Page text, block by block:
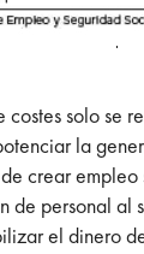
solo
la
crear
personal
el dinero